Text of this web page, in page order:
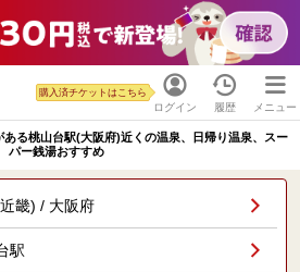
ログイン
購入済チケットはこちら
履歴 メニュー
ある桃山台駅(大阪府)近くの温泉、日帰り温泉、スー
パー銭湯おすすめ
畿) / 大阪府
駅